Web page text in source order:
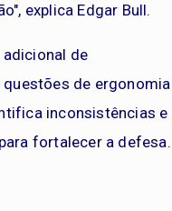
explica Edgar Bull.
de
de ergonomia
inconsistências e
fortalecer a defesa.